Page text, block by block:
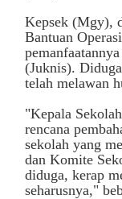
Kepsek (Mgy),
Bantuan
(Juknis).
telah melawan
"Kepala
rencana
sekolah yang
dan Komite
diduga, kerap
seharusnya,"